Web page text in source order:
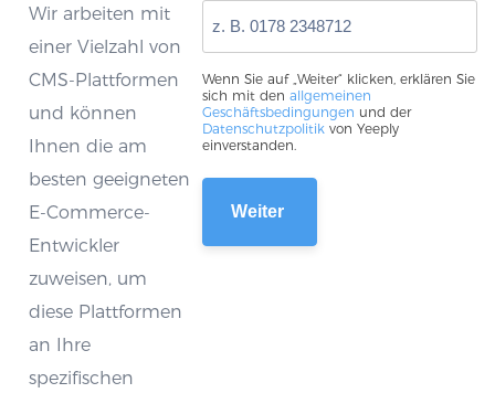
Wir arbeiten mit
einer Vielzahl von
CMS-Plattformen
und können
Ihnen die am
besten geeigneten
E-Commerce-
Entwickler
zuweisen, um
diese Plattformen
an Ihre
spezifischen
Wenn Sie auf „Weiter“ klicken, erklären Sie
sich mit den allgemeinen
Geschäftsbedingungen und der
Datenschutzpolitik von Yeeply
einverstanden.